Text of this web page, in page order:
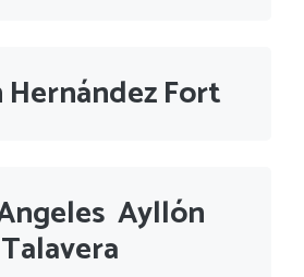
Hernández Fort
Ayllón
Talavera